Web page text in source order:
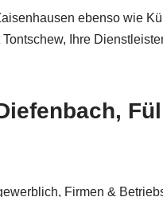
ebenso wie
Ihre
Firmen &